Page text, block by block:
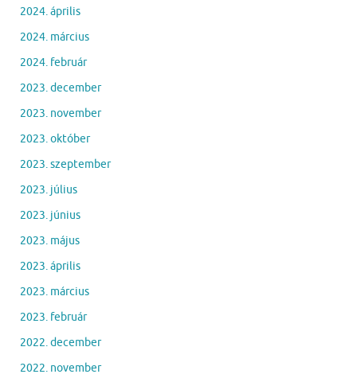
2024. április
2024. március
2024. február
2023. december
2023. november
2023. október
2023. szeptember
2023. július
2023. június
2023. május
2023. április
2023. március
2023. február
2022. december
2022. november